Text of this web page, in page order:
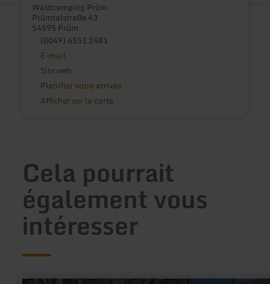
Waldcamping Prüm
Prümtalstraße 43
54595 Prüm
(0049) 6551 2481
E-mail
Site web
Planifier votre arrivée
Afficher sur la carte
Cela pourrait
également vous
intéresser